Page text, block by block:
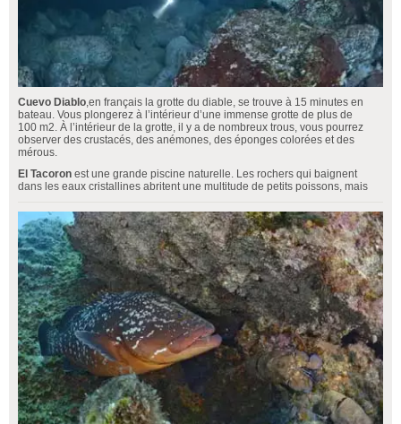
Cuevo Diablo,en français la grotte du diable, se trouve à 15 minutes en
bateau. Vous plongerez à l’intérieur d’une immense grotte de plus de
100 m2. À l’intérieur de la grotte, il y a de nombreux trous, vous pourrez
observer des crustacés, des anémones, des éponges colorées et des
mérous.
El Tacoron est une grande piscine naturelle. Les rochers qui baignent
dans les eaux cristallines abritent une multitude de petits poissons, mais